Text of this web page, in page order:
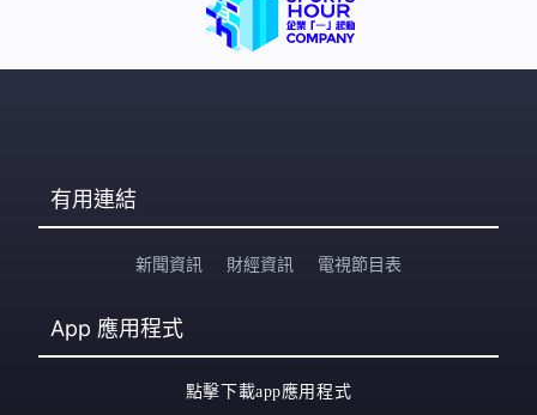
有用連結
新聞資訊 財經資訊 電視節目表
App 應用程式
點擊下載app應用程式